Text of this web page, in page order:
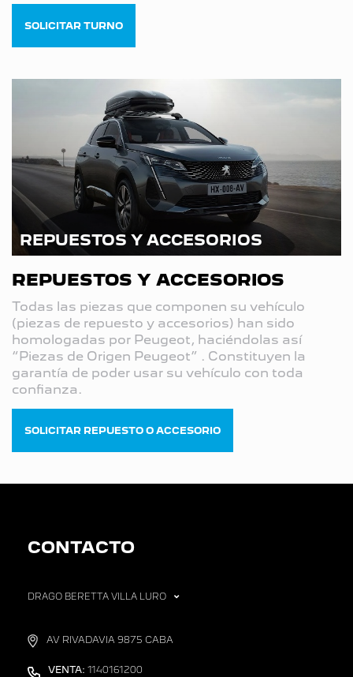
SOLICITAR TURNO
REPUESTOS Y ACCESORIOS
REPUESTOS Y ACCESORIOS
Todas las piezas que componen su vehículo
(piezas de repuesto y accesorios) han sido
homologadas por Peugeot, haciéndolas así
“Piezas de Origen Peugeot” . Constituyen la
garantía de poder usar su vehículo con toda
confianza.
SOLICITAR REPUESTO O ACCESORIO
CONTACTO
DRAGO BERETTA VILLA LURO
AV RIVADAVIA 9875 CABA
VENTA: 1140161200